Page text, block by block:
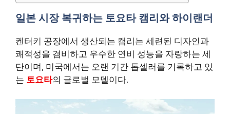
일본 시장 복귀하는 토요타 캠리와 하이랜더
켄터키 공장에서 생산되는 캠리는 세련된 디자인과
쾌적성을 겸비하고 우수한 연비 성능을 자랑하는 세
단이며, 미국에서는 오랜 기간 톱셀러를 기록하고 있
는 토요타의 글로벌 모델이다.